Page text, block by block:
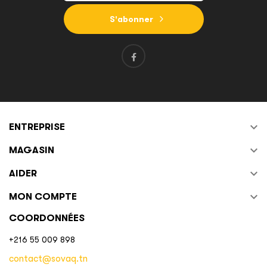
S'abonner
ENTREPRISE 
MAGASIN 
AIDER 
MON COMPTE 
COORDONNÉES
+216 55 009 898
contact@sovaq.tn